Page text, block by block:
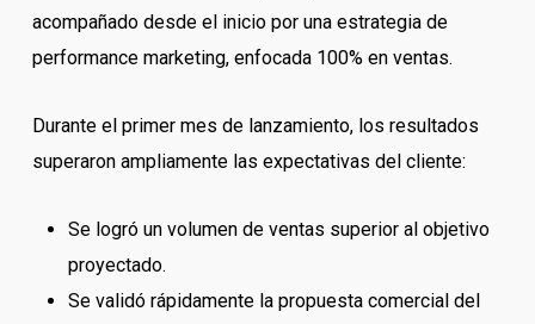
acompañado desde el inicio por una estrategia de
performance marketing, enfocada 100% en ventas.
Durante el primer mes de lanzamiento, los resultados
superaron ampliamente las expectativas del cliente:
Se logró un volumen de ventas superior al objetivo
proyectado.
Se validó rápidamente la propuesta comercial del